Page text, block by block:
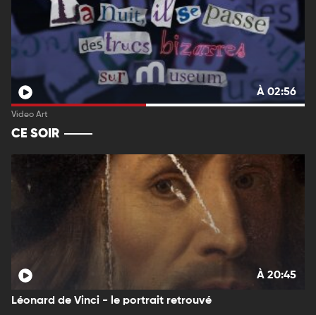
À 02:56
Video Art
CE SOIR
À 20:45
Léonard de Vinci - le portrait retrouvé